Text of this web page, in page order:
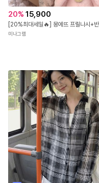
20% 15,900
미나그램